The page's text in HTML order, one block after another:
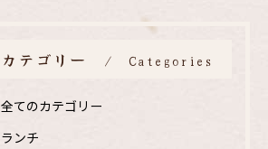
カテゴリー Categories
全てのカテゴリー
ランチ